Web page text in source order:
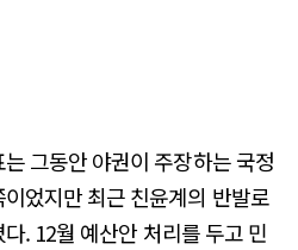
그동안 야권이 주장하는 국정
었지만 최근 친윤계의 반발로
. 12월 예산안 처리를 두고 민